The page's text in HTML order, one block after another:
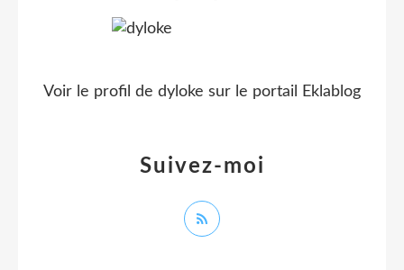
Suivez-moi
Voir le profil de dyloke sur le portail Eklablog